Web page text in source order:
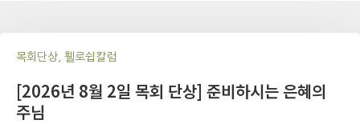
목회단상, 휄로쉽칼럼
[2026년 8월 2일 목회 단상] 준비하시는 은혜의
주님